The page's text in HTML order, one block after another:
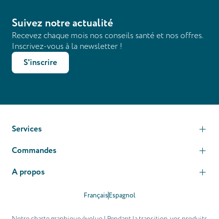
Suivez notre actualité
Recevez chaque mois nos conseils santé et nos offres.
Inscrivez-vous à la newsletter !
S'inscrire
Services
Commandes
A propos
FrançaisEspagnol